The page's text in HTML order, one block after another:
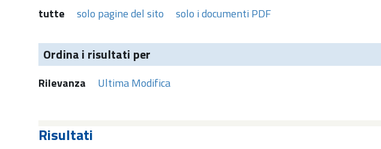
tutte solo pagine del sito solo i documenti PDF
Ordina i risultati per
Rilevanza Ultima Modifica
Risultati